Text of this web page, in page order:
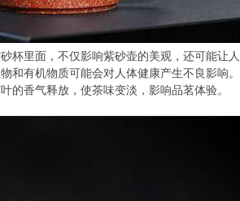
杯里面，不仅影响紫砂壶的美观，还可能让
和有机物质可能会对人体健康产生不良影响
的香气释放，使茶味变淡，影响品茗体验。